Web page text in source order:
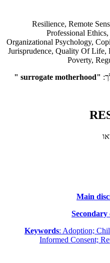
Resilience, Remote
Professional Ethics,
Organizational Psychology,
Jurisprudence, Quality Of Life,
Poverty,
"surrogate motherhood "
Main
Secondary
Keywords: Adoption;
Informed Consent;